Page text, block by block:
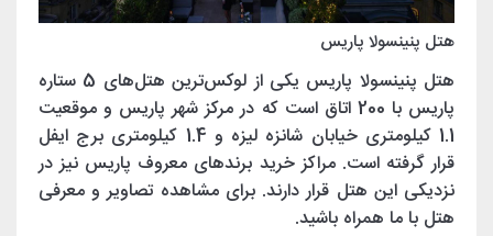
هتل پنینسولا پاریس
هتل پنینسولا پاریس یکی از لوکس‌ترین هتل‌های 5 ستاره
پاریس با 200 اتاق است که در مرکز شهر پاریس و موقعیت
1.1 کیلومتری خیابان شانزه لیزه و 1.4 کیلومتری برج ایفل
قرار گرفته است. مراکز خرید برندهای معروف پاریس نیز در
نزدیکی این هتل قرار دارند. برای مشاهده تصاویر و معرفی
هتل با ما همراه باشید.